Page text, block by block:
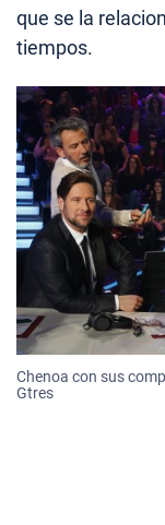
que se la
tiempos.
Chenoa con sus
Gtres